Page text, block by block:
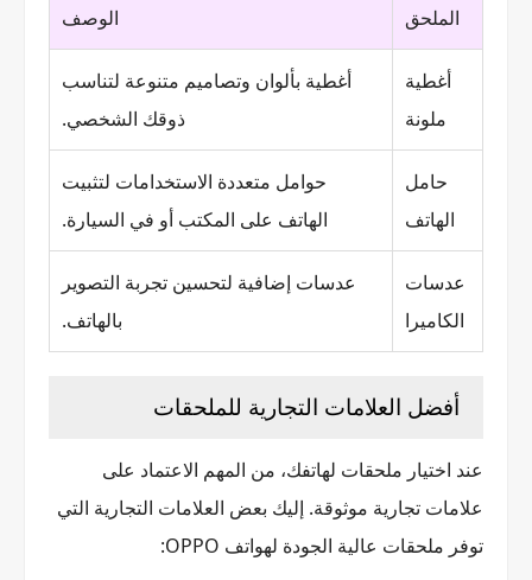
الملحق الوصف
أغطية
ملونة
أغطية بألوان وتصاميم متنوعة لتناسب
ذوقك الشخصي.
حامل
الهاتف
حوامل متعددة الاستخدامات لتثبيت
الهاتف على المكتب أو في السيارة.
عدسات
الكاميرا
عدسات إضافية لتحسين تجربة التصوير
بالهاتف.
أفضل العلامات التجارية للملحقات
عند اختيار ملحقات لهاتفك، من المهم الاعتماد على
علامات تجارية موثوقة. إليك بعض العلامات التجارية التي
توفر ملحقات عالية الجودة لهواتف OPPO: